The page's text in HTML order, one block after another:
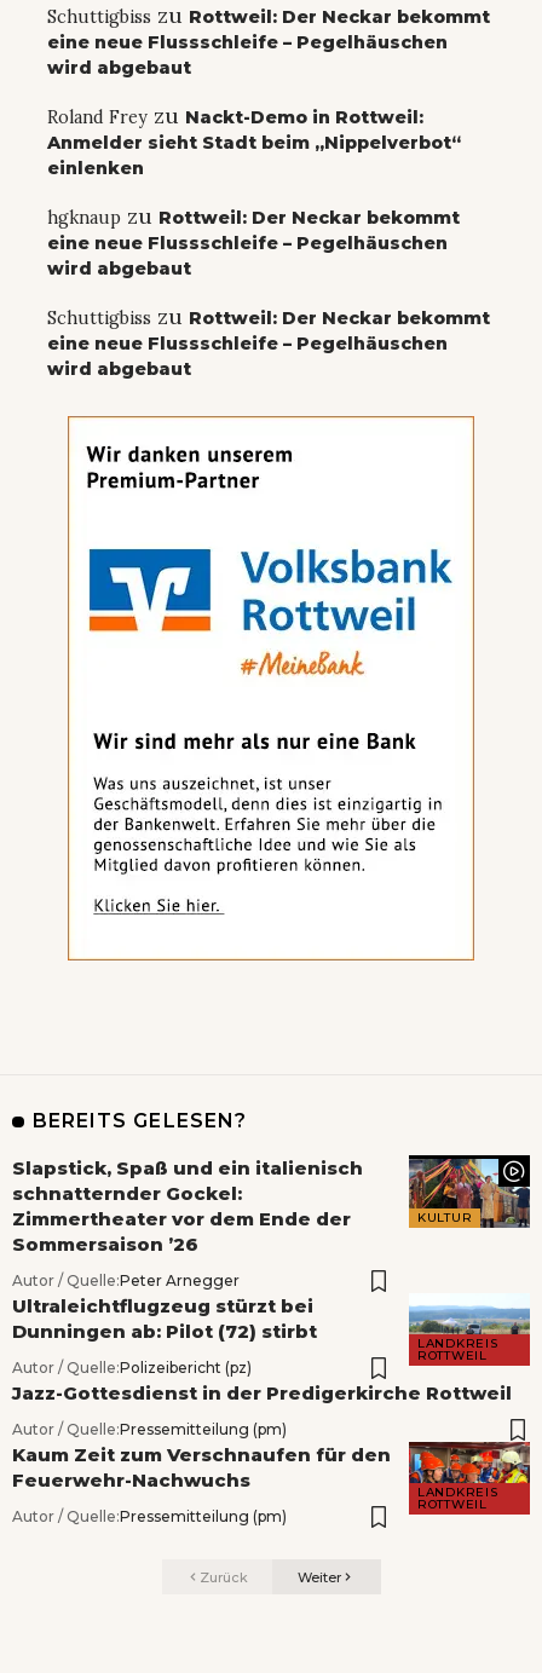
Schuttigbiss zu Rottweil: Der Neckar bekommt
eine neue Flussschleife – Pegelhäuschen
wird abgebaut
Roland Frey zu Nackt-Demo in Rottweil:
Anmelder sieht Stadt beim „Nippelverbot“
einlenken
hgknaup zu Rottweil: Der Neckar bekommt
eine neue Flussschleife – Pegelhäuschen
wird abgebaut
Schuttigbiss zu Rottweil: Der Neckar bekommt
eine neue Flussschleife – Pegelhäuschen
wird abgebaut
BEREITS GELESEN?
KULTUR
Slapstick, Spaß und ein italienisch
schnatternder Gockel:
Zimmertheater vor dem Ende der
Sommersaison ’26
Autor / Quelle:Peter Arnegger
LANDKREIS
ROTTWEIL
Ultraleichtflugzeug stürzt bei
Dunningen ab: Pilot (72) stirbt
Autor / Quelle:Polizeibericht (pz)
Jazz-Gottesdienst in der Predigerkirche Rottweil
Autor / Quelle:Pressemitteilung (pm)
LANDKREIS
ROTTWEIL
Kaum Zeit zum Verschnaufen für den
Feuerwehr-Nachwuchs
Autor / Quelle:Pressemitteilung (pm)
Zurück Weiter